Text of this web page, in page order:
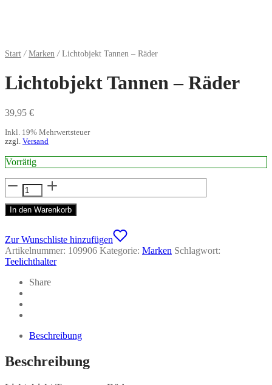
Start / Marken /Lichtobjekt Tannen – Räder
Lichtobjekt Tannen – Räder
39,95 €
Inkl. 19% Mehrwertsteuer
zzgl. Versand
Vorrätig
Lichtobjekt
Tannen
-
Räder
In den Warenkorb
Zur Wunschliste hinzufügen
Artikelnummer: 109906 Kategorie: Marken Schlagwort:
Teelichthalter
Share
Beschreibung
Beschreibung